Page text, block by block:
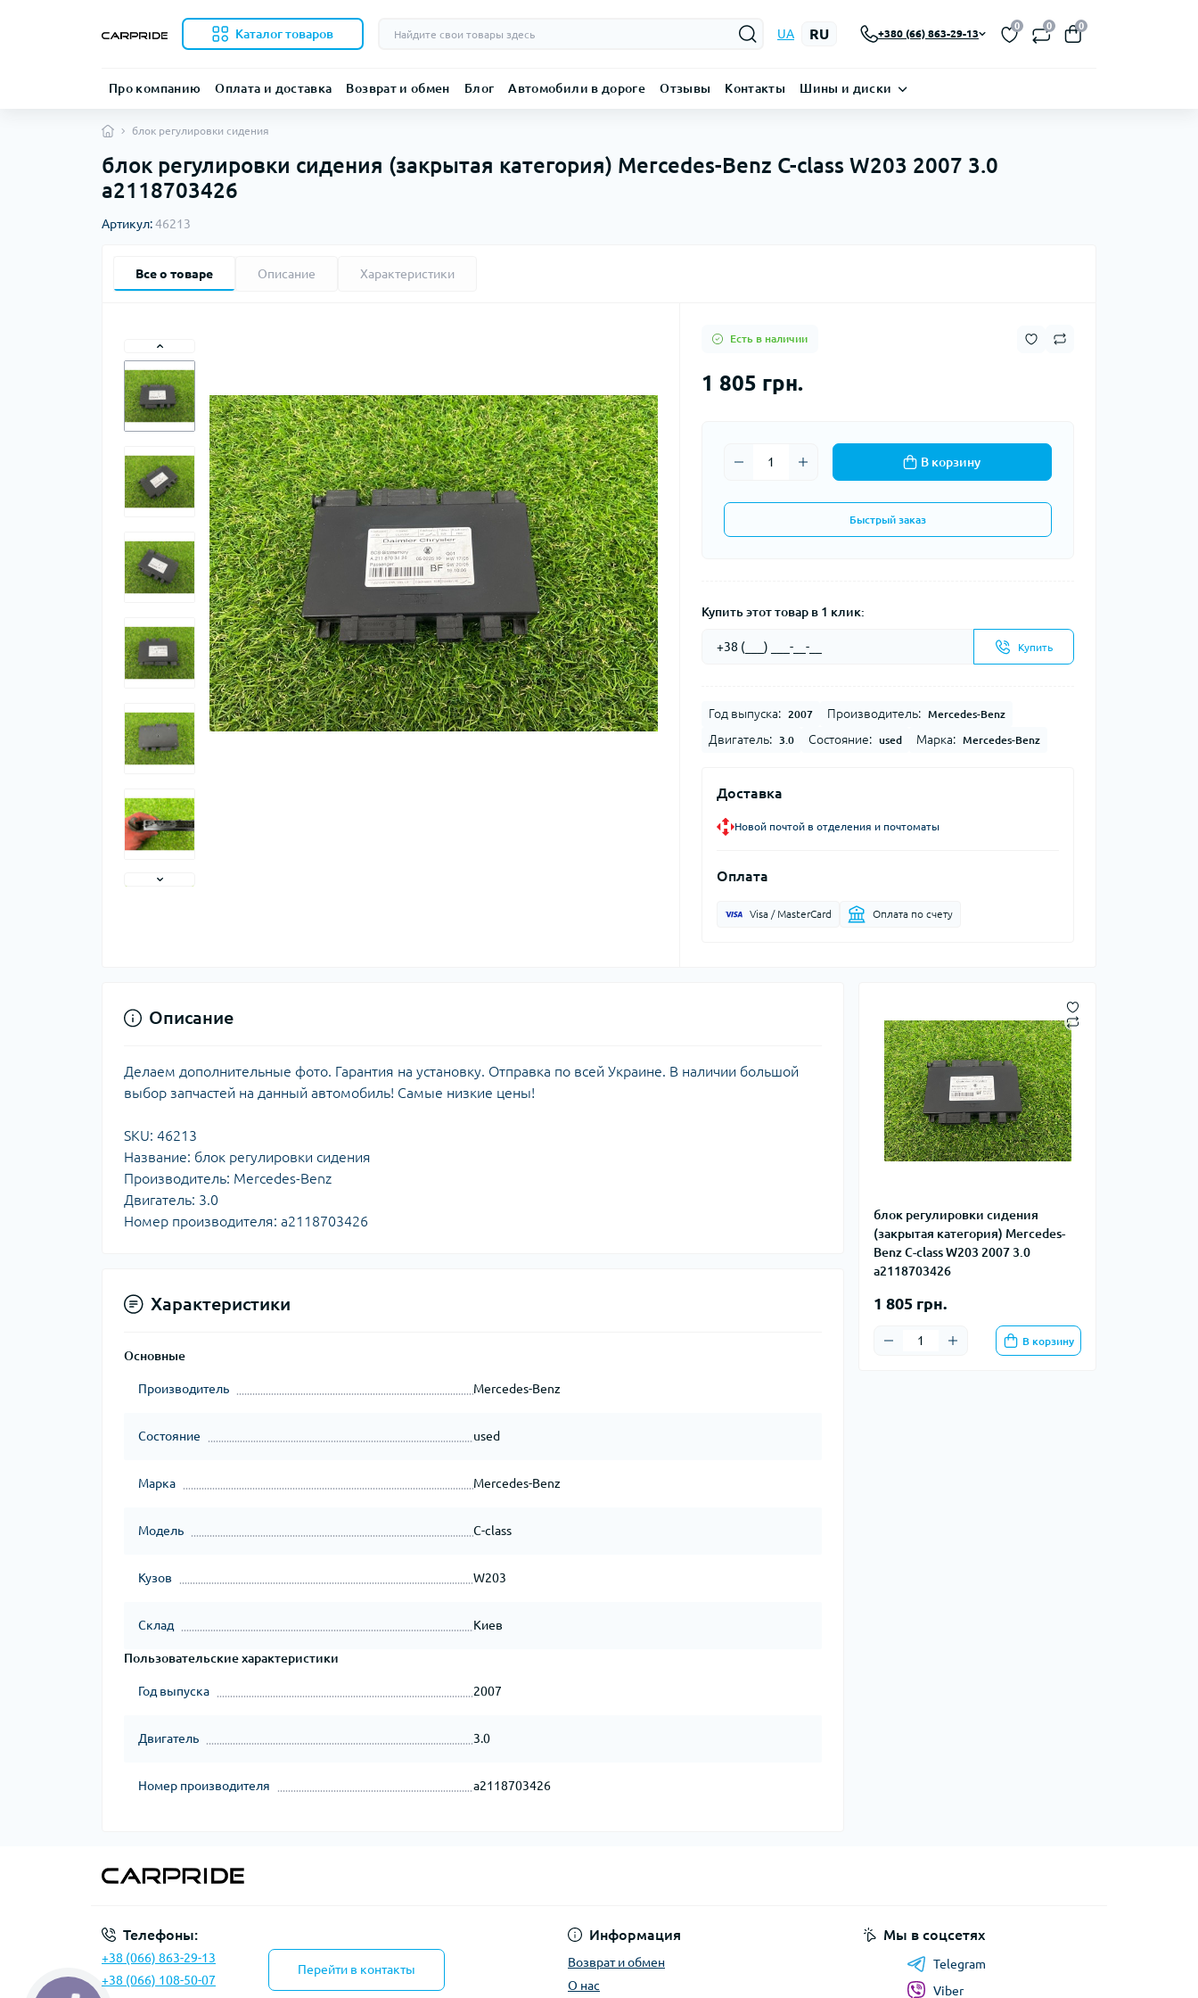
Каталог товаров UA RU +380 (66) 863-29-13
0 0 0
Про компанию Оплата и доставка Возврат и обмен Блог Автомобили в дороге Отзывы Контакты Шины и диски
блок регулировки сидения
блок регулировки сидения (закрытая категория) Mercedes-Benz C-class W203 2007 3.0
a2118703426
Артикул:46213
Все о товаре Описание Характеристики
Есть в наличии
1 805 грн.
В корзину
Быстрый заказ
Купить этот товар в 1 клик:
Купить
Год выпуска: 2007 Производитель: Mercedes-Benz
Двигатель: 3.0 Состояние: used Марка: Mercedes-Benz
Доставка
Новой почтой в отделения и почтоматы
Оплата
Visa / MasterCard Оплата по счету
блок регулировки сидения
(закрытая категория) Mercedes-
Benz C-class W203 2007 3.0
a2118703426
1 805 грн.
В корзину
Описание
Делаем дополнительные фото. Гарантия на установку. Отправка по всей Украине. В наличии большой
выбор запчастей на данный автомобиль! Самые низкие цены!
SKU: 46213
Название: блок регулировки сидения
Производитель: Mercedes-Benz
Двигатель: 3.0
Номер производителя: a2118703426
Характеристики
Основные
Производитель Mercedes-Benz
Состояние used
Марка Mercedes-Benz
Модель C-class
Кузов W203
Склад Киев
Пользовательские характеристики
Год выпуска 2007
Двигатель 3.0
Номер производителя a2118703426
Телефоны:
+38 (066) 863-29-13
+38 (066) 108-50-07
Перейти в контакты
Информация
Возврат и обмен
О нас
Мы в соцсетях
Telegram
Viber